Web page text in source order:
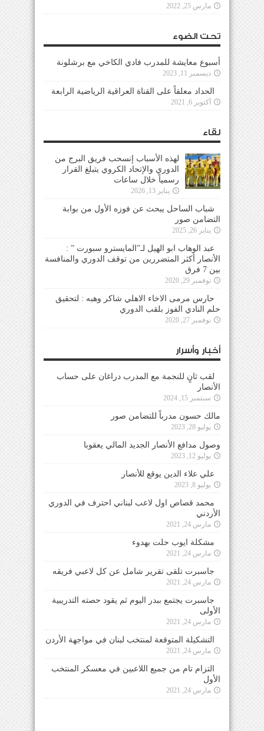
مارس 25, 2022
تحت الضوء
أسبوع معايشة للمدرب فادي الكاخي مع برشلونة
ديسمبر 11, 2023
الحداد معلقاً على القناة العراقية الرياضية الرابعة
أكتوبر 6, 2021
لقاء
لهذه الأسباب إنسحب فريق البرج من
الدوري والإتحاد الكروي يتبلغ القرار
رسمياً خلال ساعات
يناير 13, 2026
شباب الساحل يبحث عن فوزه الأول من بوابة
التضامن صور
يناير 26, 2025
عبد الوهاب ابو الهيل لـ”المايسترو سبورت ” :
الأنصار أكثر المتضررين من توقف الدوري والمنافسة
بين 7 فرق
نوفمبر 29, 2020
حارس مرمى الاخاء الاهلي شاكر وهبه : لتحقيق
حلم النادي الفوز بلقب الدوري
نوفمبر 27, 2020
أخبار وأسرار
لقب ثانٍ للنجمة مع المدرب دراغان على حساب
الأنصار
سبتمبر 15, 2024
مالك حسون مدرباً للتضامن صور
يوليو 28, 2023
وصول مدافع الأنصار الجديد المالي يعقوبا
يوليو 12, 2023
علي علاء الدين يوقع للأنصار
يوليو 8, 2023
محمد قصاص اول لاعب لبناني احترف في الدوري
الأردني
مارس 24, 2021
مشكلة ايوب حلت بهدوء
مارس 24, 2021
جاسبرت تلقى تقرير شامل عن كل لاعبي فريقه
مارس 24, 2021
جاسبرت يجتمع ببدر اليوم ثم يقود حصته التدريبية
الأولى
مارس 24, 2021
التشكيلة المتوقعة لمنتخب لبنان في مواجهة الأردن
مارس 24, 2021
التزام تام من جميع اللاعبين في معسكر المنتخب
الأول
مارس 24, 2021